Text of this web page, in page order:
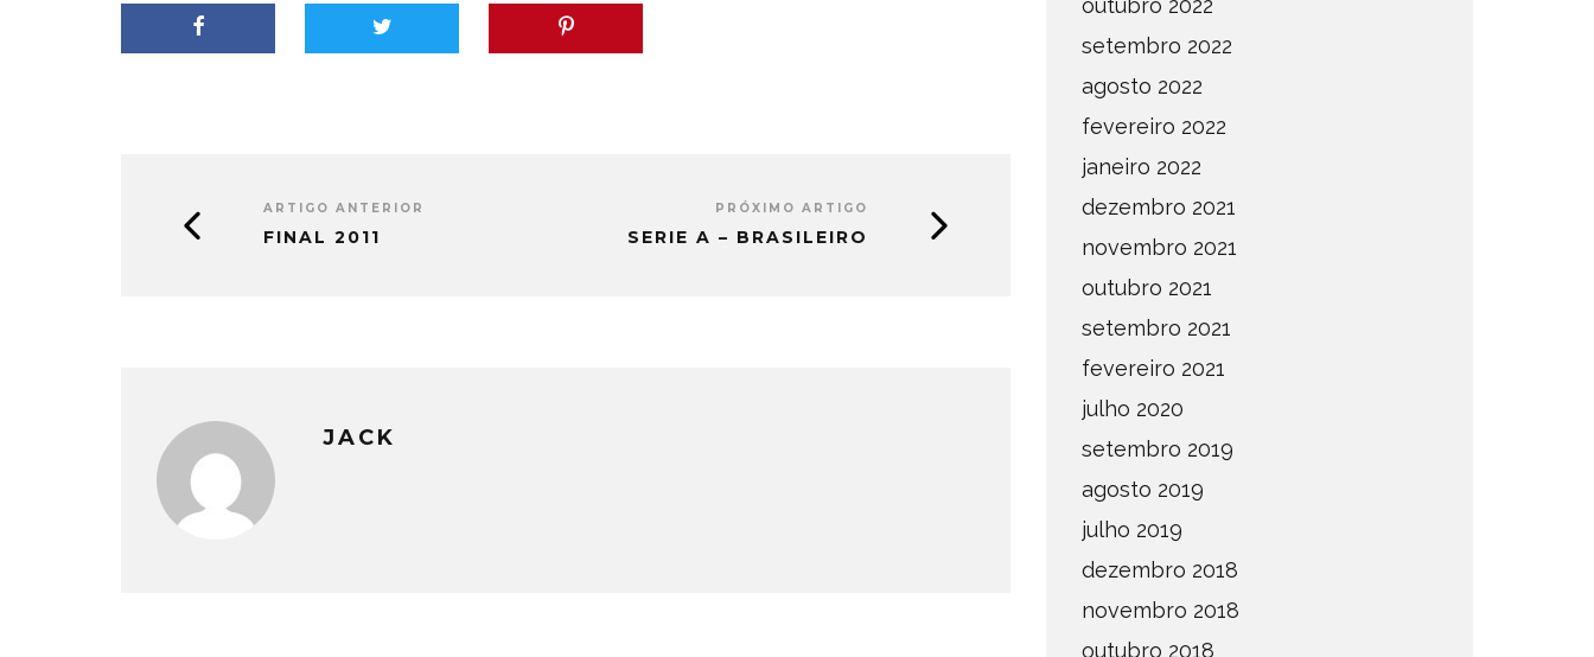
ARTIGO ANTERIOR
FINAL 2011
PRÓXIMO ARTIGO
SERIE A – BRASILEIRO
JACK
outubro 2022
setembro 2022
agosto 2022
fevereiro 2022
janeiro 2022
dezembro 2021
novembro 2021
outubro 2021
setembro 2021
fevereiro 2021
julho 2020
setembro 2019
agosto 2019
julho 2019
dezembro 2018
novembro 2018
outubro 2018